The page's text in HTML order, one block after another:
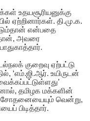
உதயசூரியனுக்கு
தி.மு.க.
என்பதை
அவரை
குறைவு ஏற்பட்டு
‘எம்.ஜி.ஆர். உயிருடன்
தமிழக மக்களின்
வென்று,
பிடித்தார்.